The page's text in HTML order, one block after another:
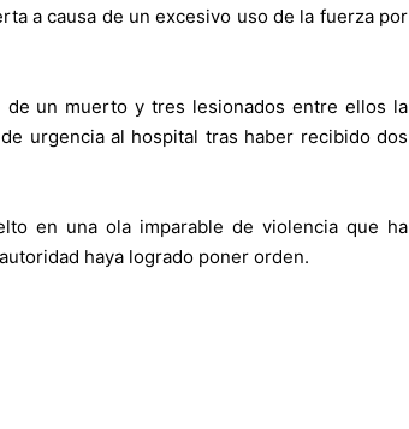
a causa de un excesivo uso de la fuerza por
de un muerto y tres lesionados entre ellos la
urgencia al hospital tras haber recibido dos
en una ola imparable de violencia que ha
haya logrado poner orden.